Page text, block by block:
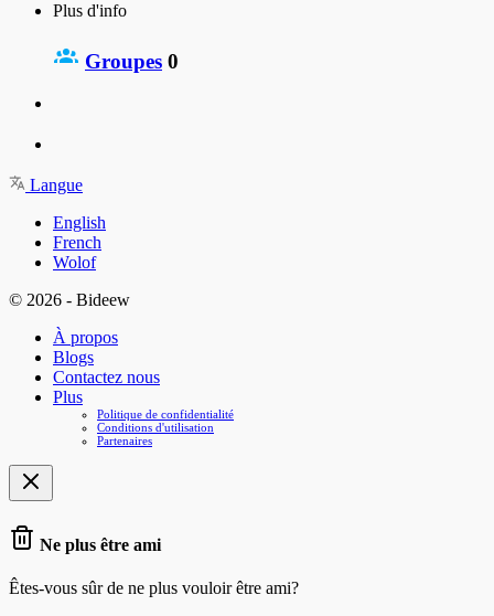
Plus d'info
Groupes 0
Langue
English
French
Wolof
© 2026 - Bideew
À propos
Blogs
Contactez nous
Plus
Politique de confidentialité
Conditions d'utilisation
Partenaires
Ne plus être ami
Êtes-vous sûr de ne plus vouloir être ami?